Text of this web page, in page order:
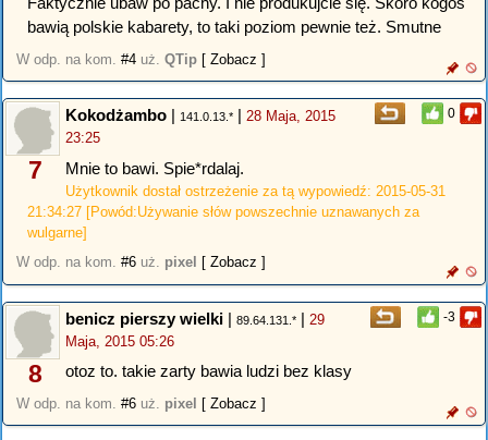
bawią polskie kabarety, to taki poziom pewnie też. Smutne
W odp. na kom. #4 uż. QTip [ Zobacz ]
0
7
Kokodżambo | 141.0.13.* | 28 Maja, 2015
23:25
Mnie to bawi. Spie*rdalaj.
Użytkownik dostał ostrzeżenie za tą wypowiedź: 2015-05-31
21:34:27 [Powód:Używanie słów powszechnie uznawanych za
wulgarne]
W odp. na kom. #6 uż. pixel [ Zobacz ]
-3
8
benicz pierszy wielki | 89.64.131.* | 29
Maja, 2015 05:26
otoz to. takie zarty bawia ludzi bez klasy
W odp. na kom. #6 uż. pixel [ Zobacz ]